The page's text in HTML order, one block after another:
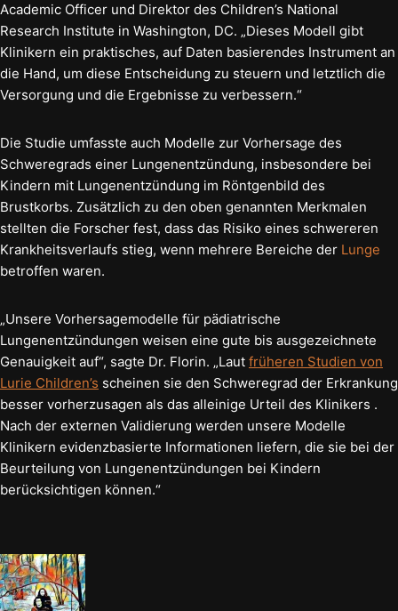
Academic Officer und Direktor des Children’s National
Research Institute in Washington, DC. „Dieses Modell gibt
Klinikern ein praktisches, auf Daten basierendes Instrument an
die Hand, um diese Entscheidung zu steuern und letztlich die
Versorgung und die Ergebnisse zu verbessern.“
Die Studie umfasste auch Modelle zur Vorhersage des
Schweregrads einer Lungenentzündung, insbesondere bei
Kindern mit Lungenentzündung im Röntgenbild des
Brustkorbs. Zusätzlich zu den oben genannten Merkmalen
stellten die Forscher fest, dass das Risiko eines schwereren
Krankheitsverlaufs stieg, wenn mehrere Bereiche der Lunge
betroffen waren.
„Unsere Vorhersagemodelle für pädiatrische
Lungenentzündungen weisen eine gute bis ausgezeichnete
Genauigkeit auf“, sagte Dr. Florin. „Laut früheren Studien von
Lurie Children’s scheinen sie den Schweregrad der Erkrankung
besser vorherzusagen als das alleinige Urteil des Klinikers .
Nach der externen Validierung werden unsere Modelle
Klinikern evidenzbasierte Informationen liefern, die sie bei der
Beurteilung von Lungenentzündungen bei Kindern
berücksichtigen können.“